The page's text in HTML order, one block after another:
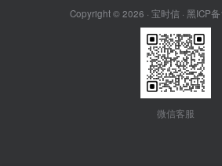
Copyright © 2026 · 宝时信· 黑ICP
微信客服